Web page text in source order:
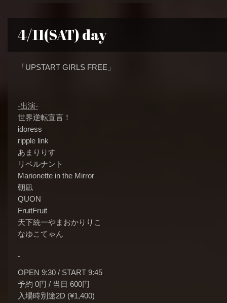
4/11(SAT) day
「UPSTART GIRLS FREE」
-出演-
世界逆転宣言！
idoress
ripple link
あまりりす
リベルナント
Marionette in the Mirror
朝凪
QUON
FruitFruit
天下統一やまおかりりこ
なゆこてゃん
OPEN 9:30 / START 9:45
予約 0円 / 当日 600円
入場時別途2D (¥1,400)